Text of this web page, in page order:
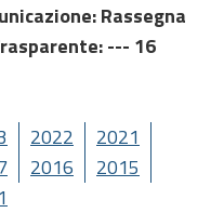
: Rassegna
: --- 16
2022
2021
2016
2015